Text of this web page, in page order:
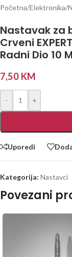
Početna/Elektronika/
Nastavak za
Crveni
Radni Dio 10
7,50 KM
- +
Uporedi
Kategorija: Nastavci
Povezani